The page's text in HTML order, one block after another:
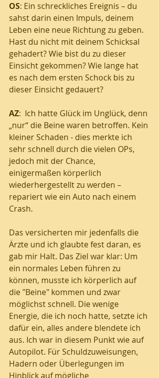
OS: Ein schreckliches Ereignis – du
sahst darin einen Impuls, deinem
Leben eine neue Richtung zu geben.
Hast du nicht mit deinem Schicksal
gehadert? Wie bist du zu dieser
Einsicht gekommen? Wie lange hat
es nach dem ersten Schock bis zu
dieser Einsicht gedauert?
AZ:  Ich hatte Glück im Unglück, denn
„nur“ die Beine waren betroffen. Kein
kleiner Schaden - dies merkte ich
sehr schnell durch die vielen OPs,
jedoch mit der Chance,
einigermaßen körperlich
wiederhergestellt zu werden –
repariert wie ein Auto nach einem
Crash.
Das versicherten mir jedenfalls die
Ärzte und ich glaubte fest daran, es
gab mir Halt. Das Ziel war klar: Um
ein normales Leben führen zu
können, musste ich körperlich auf
die "Beine" kommen und zwar
möglichst schnell. Die wenige
Energie, die ich noch hatte, setzte ich
dafür ein, alles andere blendete ich
aus. Ich war in diesem Punkt wie auf
Autopilot. Für Schuldzuweisungen,
Hadern oder Überlegungen im
Hinblick auf mögliche